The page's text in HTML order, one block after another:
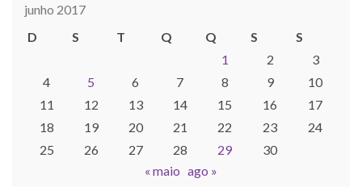
junho 2017
D
S T Q Q S
S
1
2
3
4
5 6 7 8 9
10
11
12 13 14 15 16
17
18
19 20 21 22 23
24
25
26 27 28 29
30
« maio ago »